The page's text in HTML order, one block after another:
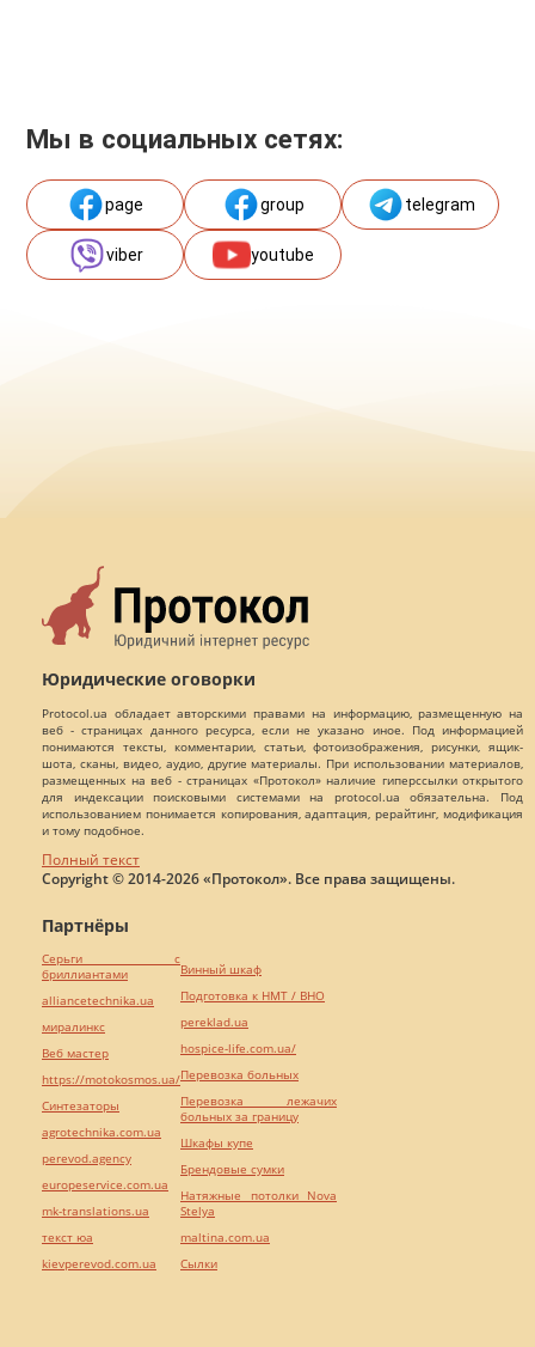
Мы в социальных сетях:
page group telegram
viber youtube
Юридические оговорки
Protocol.ua обладает авторскими правами на информацию, размещенную на
веб - страницах данного ресурса, если не указано иное. Под информацией
понимаются тексты, комментарии, статьи, фотоизображения, рисунки, ящик-
шота, сканы, видео, аудио, другие материалы. При использовании материалов,
размещенных на веб - страницах «Протокол» наличие гиперссылки открытого
для индексации поисковыми системами на protocol.ua обязательна. Под
использованием понимается копирования, адаптация, рерайтинг, модификация
и тому подобное.
Полный текст
Copyright © 2014-2026 «Протокол». Все права защищены.
Партнёры
Серьги с
бриллиантами
alliancetechnika.ua
миралинкс
Веб мастер
https://motokosmos.ua/
Синтезаторы
agrotechnika.com.ua
perevod.agency
europeservice.com.ua
mk-translations.ua
текст юа
kievperevod.com.ua
Винный шкаф
Подготовка к НМТ / ВНО
pereklad.ua
hospice-life.com.ua/
Перевозка больных
Перевозка лежачих
больных за границу
Шкафы купе
Брендовые сумки
Натяжные потолки Nova
Stelya
maltina.com.ua
Cылки